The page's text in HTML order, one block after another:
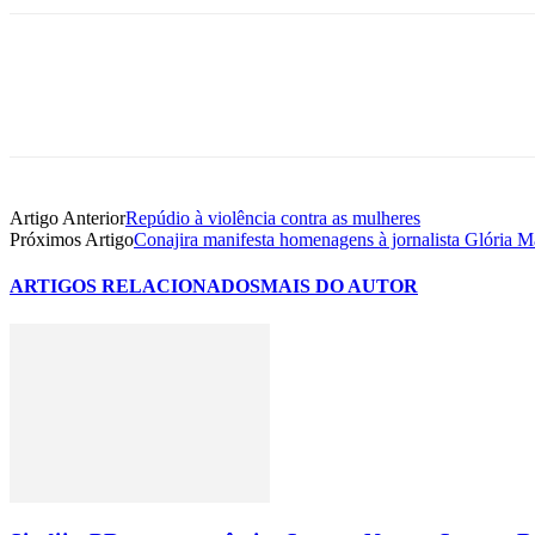
Artigo AnteriorRepúdio à violência contra as mulheres
Próximos ArtigoConajira manifesta homenagens à jornalista Glória
ARTIGOS RELACIONADOSMAIS DO AUTOR